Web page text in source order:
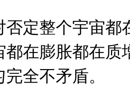
否定整个宇宙都
都在膨胀都在质
全不矛盾。